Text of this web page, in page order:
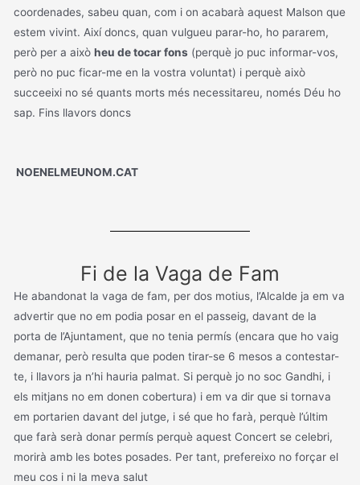
coordenades, sabeu quan, com i on acabarà aquest Malson que
estem vivint. Així doncs, quan vulgueu parar-ho, ho pararem,
però per a aixòheu de tocar fons (perquè jo puc informar-vos,
però no puc ficar-me en la vostra voluntat) i perquè això
succeeixi no sé quants morts més necessitareu, només Déu ho
sap. Fins llavors doncs
NOENELMEUNOM.CAT
Fi de la Vaga de Fam
He abandonat la vaga de fam, per dos motius, l’Alcalde ja em va
advertir que no em podia posar en el passeig, davant de la
porta de l’Ajuntament, que no tenia permís (encara que ho vaig
demanar, però resulta que poden tirar-se 6 mesos a contestar-
te, i llavors ja n’hi hauria palmat. Si perquè jo no soc Gandhi, i
els mitjans no em donen cobertura) i em va dir que si tornava
em portarien davant del jutge, i sé que ho farà, perquè l’últim
que farà serà donar permís perquè aquest Concert se celebri,
morirà amb les botes posades. Per tant, prefereixo no forçar el
meu cos i ni la meva salut